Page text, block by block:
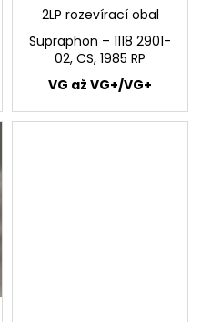
2LP rozevírací obal
Supraphon ‎– 1118 2901-
02, CS, 1985 RP
VG až VG+/VG+